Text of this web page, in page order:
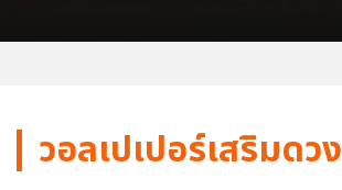
วอลเปเปอร์เสริมดวง